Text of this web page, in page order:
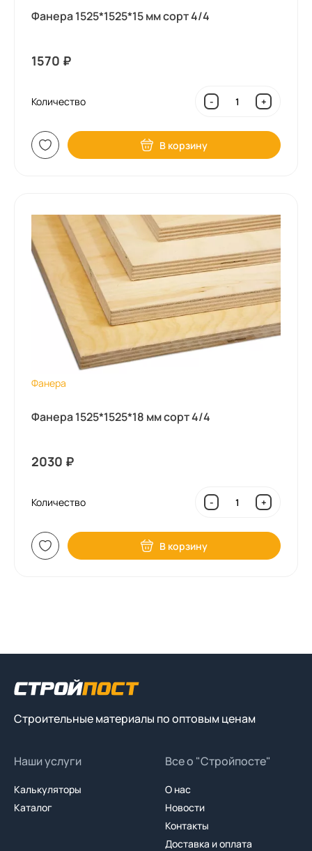
Фанера 1525*1525*15 мм сорт 4/4
1570 ₽
Количество - +
В корзину
Фанера
Фанера 1525*1525*18 мм сорт 4/4
2030 ₽
Количество - +
В корзину
Строительные материалы по оптовым ценам
Наши услуги
Калькуляторы
Каталог
Все о "Стройпосте"
О нас
Новости
Контакты
Доставка и оплата